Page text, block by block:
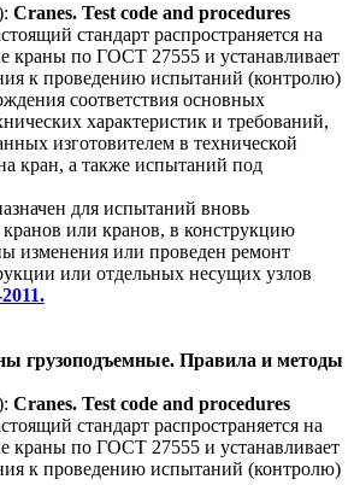
Cranes. Test code and procedures
стандарт распространяется на
краны по ГОСТ 27555 и устанавливает
к проведению испытаний (контролю)
соответствия основных
характеристик и требований,
изготовителем в технической
кран, а также испытаний под
для испытаний вновь
или кранов, в конструкцию
изменения или проведен ремонт
или отдельных несущих узлов
грузоподъемные. Правила и методы
Cranes. Test code and procedures
стандарт распространяется на
краны по ГОСТ 27555 и устанавливает
к проведению испытаний (контролю)